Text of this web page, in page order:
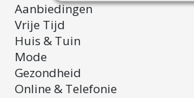
Aanbiedingen
Vrije Tijd
Huis & Tuin
Mode
Gezondheid
Online & Telefonie